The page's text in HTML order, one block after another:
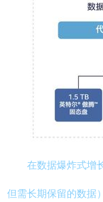
在数据爆炸式增
但需长期保留的数据